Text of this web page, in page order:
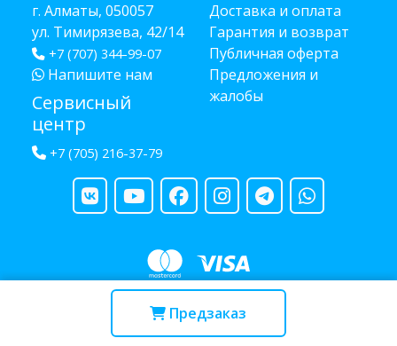
Предзаказ
г. Алматы, 050057
ул. Тимирязева, 42/14
+7 (707) 344-99-07
Напишите нам
Сервисный
центр
+7 (705) 216-37-79
Доставка и оплата
Гарантия и возврат
Публичная оферта
Предложения и
жалобы
Copyright © 2013 - 2026 RUBA - разработано